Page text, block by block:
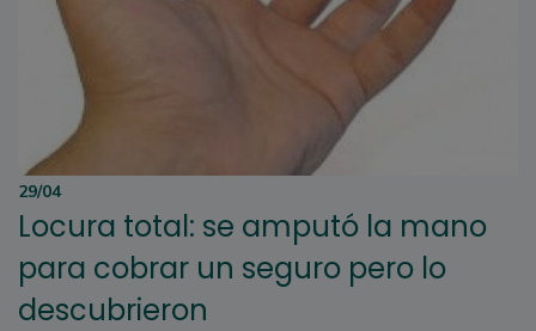
29/04
Locura total: se amputó la mano
para cobrar un seguro pero lo
descubrieron